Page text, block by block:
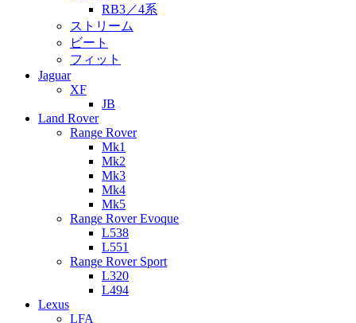
RB3／4系
ストリーム
ビート
フィット
Jaguar
XF
JB
Land Rover
Range Rover
Mk1
Mk2
Mk3
Mk4
Mk5
Range Rover Evoque
L538
L551
Range Rover Sport
L320
L494
Lexus
LFA